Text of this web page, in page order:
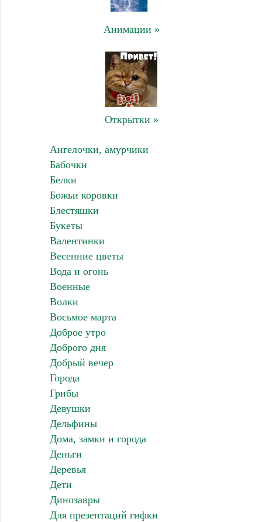
Анимации »
Открытки »
Ангелочки, амурчики
Бабочки
Белки
Божьи коровки
Блестяшки
Букеты
Валентинки
Весенние цветы
Вода и огонь
Военные
Волки
Восьмое марта
Доброе утро
Доброго дня
Добрый вечер
Города
Грибы
Девушки
Дельфины
Дома, замки и города
Деньги
Деревья
Дети
Динозавры
Для презентаций гифки